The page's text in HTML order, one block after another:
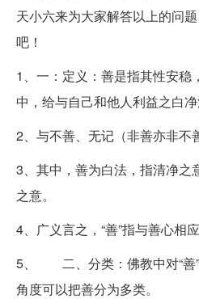
天小六来为大家解答以上的问
吧！
1、一：定义：善是指其性安稳
中，给与自己和他人利益之白净
2、与不善、无记（非善亦非不
3、其中，善为白法，指清净之
之意。
4、广义言之，“善”指与善心相
5、 二、分类：佛教中对“善”
角度可以把善分为多类。